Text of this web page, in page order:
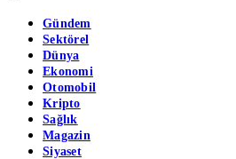
Gündem
Sektörel
Dünya
Ekonomi
Otomobil
Kripto
Sağlık
Magazin
Siyaset